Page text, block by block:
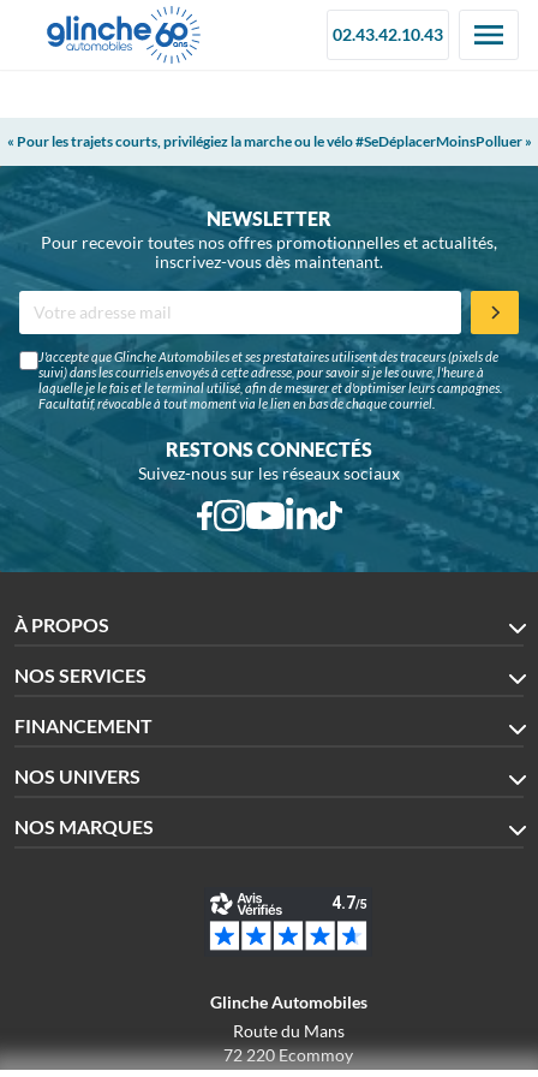
02.43.42.10.43
« Pour les trajets courts, privilégiez la marche ou le vélo #SeDéplacerMoinsPolluer »
NEWSLETTER
Pour recevoir toutes nos offres promotionnelles et actualités,
inscrivez-vous dès maintenant.
J'accepte que Glinche Automobiles et ses prestataires utilisent des traceurs (pixels de
suivi) dans les courriels envoyés à cette adresse, pour savoir si je les ouvre, l'heure à
laquelle je le fais et le terminal utilisé, afin de mesurer et d'optimiser leurs campagnes.
Facultatif, révocable à tout moment via le lien en bas de chaque courriel.
RESTONS CONNECTÉS
Suivez-nous sur les réseaux sociaux
À PROPOS
NOS SERVICES
FINANCEMENT
NOS UNIVERS
NOS MARQUES
Glinche Automobiles
Route du Mans
72 220 Ecommoy